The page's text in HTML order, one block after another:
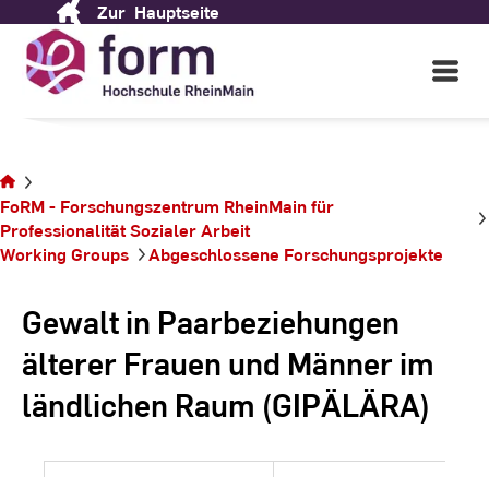
Content
Zur Hauptseite
Open
Main
Sie
befinden
sich auf
der
Seite
FoRM - Forschungszentrum RheinMain für
Professionalität ­Sozialer ­Arbeit
Working Groups
Abgeschlossene Forschungsprojekte
Gewalt in Paarbeziehungen
älterer Frauen und Männer im
ländlichen Raum (GIPÄLÄRA)